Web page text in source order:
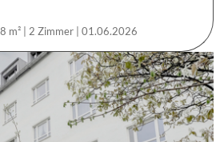
m² 2 Zimmer |01.06.2026